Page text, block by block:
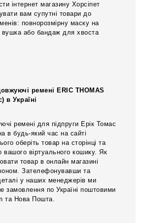
інтернет магазину Хорсіпет
вам супутні товари до
повнорозмірну маску на
вушка або бандаж для хвоста
ремені ERIC THOMAS
в Україні
ремені для підпруги Ерік Томас
в будь-який час на сайті
оберіть товар на сторінці та
вашого віртуального кошику. Як
товар в онлайн магазині
Зателефонувавши та
у наших менеджерів ми
замовлення по Україні поштовими
та Нова Пошта.